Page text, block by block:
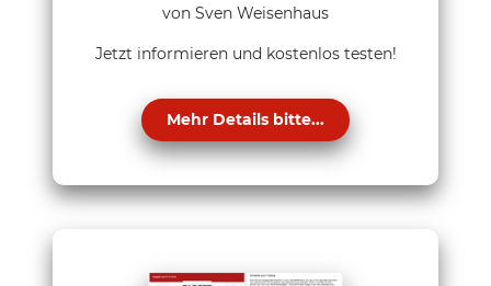
von Sven Weisenhaus
Jetzt informieren und kostenlos testen!
Mehr Details bitte...